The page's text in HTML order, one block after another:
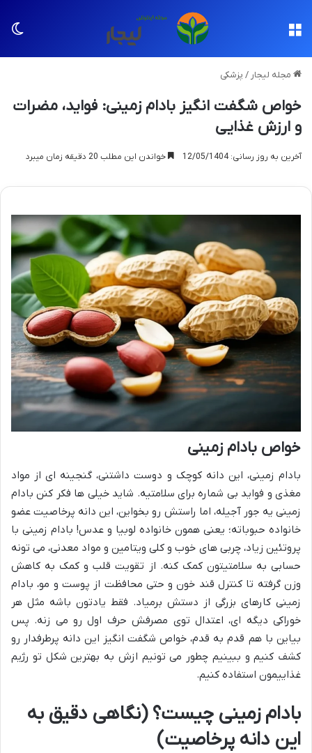
مجله لیجار / پزشکی
خواص شگفت انگیز بادام زمینی: فواید، مضرات
و ارزش غذایی
آخرین به روز رسانی: 12/05/1404 خواندن این مطلب 20 دقیقه زمان میبرد
خواص بادام زمینی
بادام زمینی، این دانه کوچک و دوست داشتنی، گنجینه ای از مواد
مغذی و فواید بی شماره برای سلامتیه. شاید خیلی ها فکر کنن بادام
زمینی یه جور آجیله، اما راستش رو بخواین، این دانه پرخاصیت عضو
خانواده حبوباته؛ یعنی همون خانواده لوبیا و عدس! بادام زمینی با
پروتئین زیاد، چربی های خوب و کلی ویتامین و مواد معدنی، می تونه
حسابی به سلامتیتون کمک کنه. از تقویت قلب و کمک به کاهش
وزن گرفته تا کنترل قند خون و حتی محافظت از پوست و مو، بادام
زمینی کارهای بزرگی از دستش برمیاد. فقط یادتون باشه مثل هر
خوراکی دیگه ای، اعتدال توی مصرفش حرف اول رو می زنه. پس
بیاین با هم قدم به قدم، خواص شگفت انگیز این دانه پرطرفدار رو
کشف کنیم و ببینیم چطور می تونیم ازش به بهترین شکل تو رژیم
غذاییمون استفاده کنیم.
بادام زمینی چیست؟ (نگاهی دقیق به
این دانه پرخاصیت)